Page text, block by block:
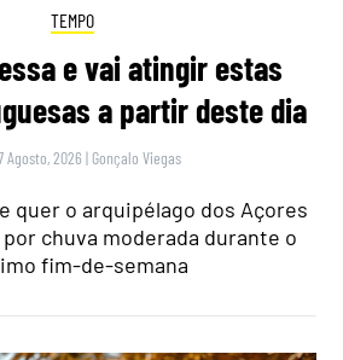
TEMPO
e vai atingir estas
a partir deste dia
Agosto, 2026 | Gonçalo Viegas
quer o arquipélago dos Açores
chuva moderada durante o
fim-de-semana